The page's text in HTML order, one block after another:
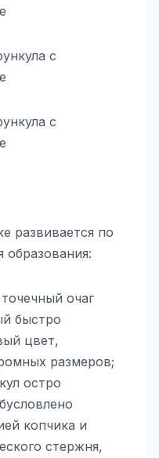
развивается по
образования:
очаг
быстро
цвет,
размеров;
остро
копчика и
стержня,